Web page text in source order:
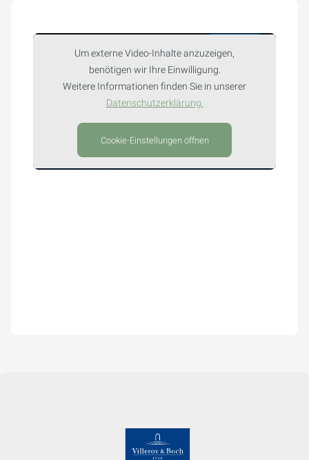
Um externe Video-Inhalte anzuzeigen,
benötigen wir Ihre Einwilligung.
Weitere Informationen finden Sie in unserer
Datenschutzerklärung.
Cookie-Einstellungen öffnen